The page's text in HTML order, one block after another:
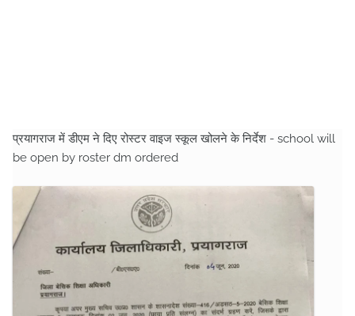
प्रयागराज में डीएम ने दिए रोस्टर वाइज स्कूल खोलने के निर्देश - school will
be open by roster dm ordered